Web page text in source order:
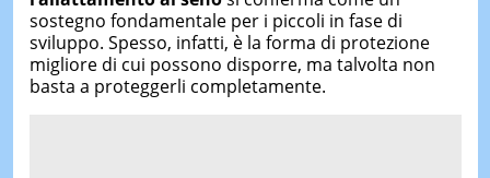
sostegno fondamentale per i piccoli in fase di
sviluppo. Spesso, infatti, è la forma di protezione
migliore di cui possono disporre, ma talvolta non
basta a proteggerli completamente.